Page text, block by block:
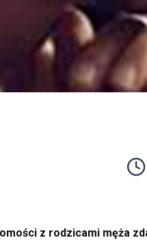
z rodzicami męża